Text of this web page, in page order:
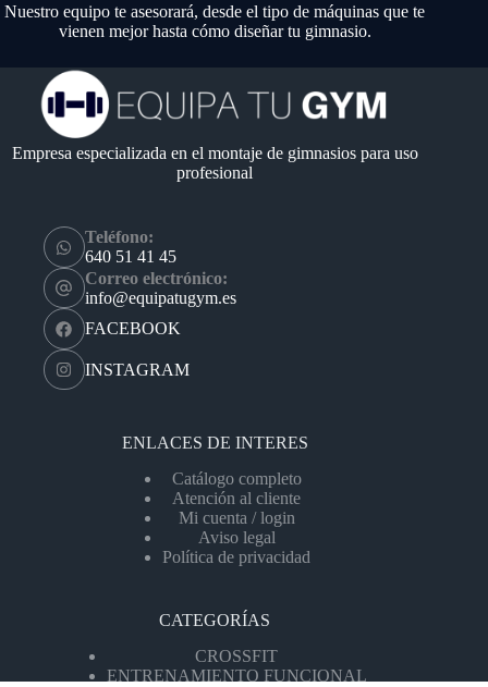
Nuestro equipo te asesorará, desde el tipo de máquinas que te
vienen mejor hasta cómo diseñar tu gimnasio.
Empresa especializada en el montaje de gimnasios para uso
profesional
Teléfono:
640 51 41 45
Correo electrónico:
info@equipatugym.es
FACEBOOK
INSTAGRAM
ENLACES DE INTERES
Catálogo completo
Atención al cliente
Mi cuenta / login
Aviso legal
Política de privacidad
CATEGORÍAS
CROSSFIT
ENTRENAMIENTO FUNCIONAL